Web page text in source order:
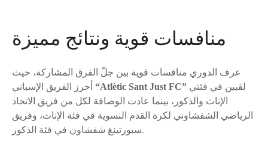
منافسات قوية ونتائج مميزة
عرف الدوري منافسات قوية بين جلّ الفرق المشاركة، حيث
“Atlètic Sant Just FC”
الإناث والذكور، بينما عادت الوصافة لكل من فريق الاتحاد
الرياضي الشفشاوني لكرة القدم النسوية في فئة الإناث، وفريق
سبورتينغ شفشاون في فئة الذكور.